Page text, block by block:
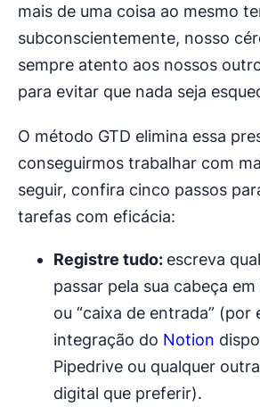
mais de uma coisa ao mesmo
subconscientemente, nosso
sempre atento aos nossos
para evitar que nada seja
O método GTD elimina essa
conseguirmos trabalhar com
seguir, confira cinco passos
tarefas com eficácia:
Registre tudo: escreva
passar pela sua cabeça
ou “caixa de entrada” (por
integração do Notion
Pipedrive ou qualquer
digital que preferir).